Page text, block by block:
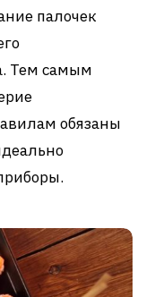
палочек
Тем самым
обязаны